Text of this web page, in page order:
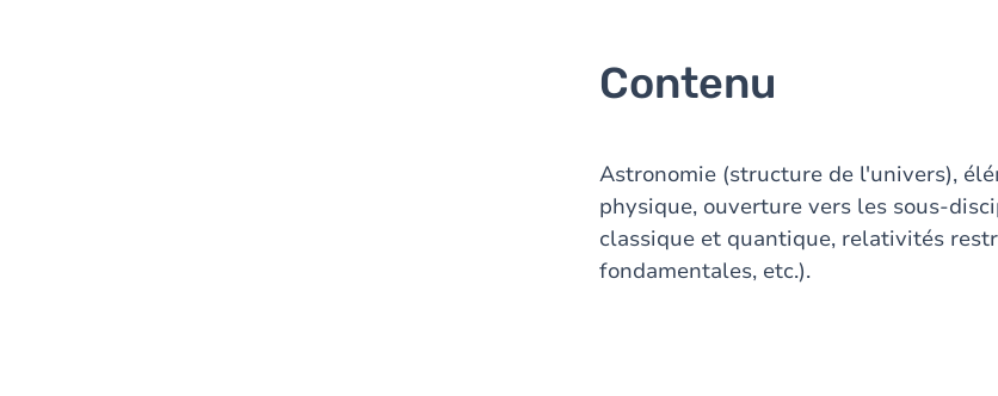
Contenu
Astronomie (structure de l'univers),
physique, ouverture vers les sous-
classique et quantique, relativités
fondamentales, etc.).